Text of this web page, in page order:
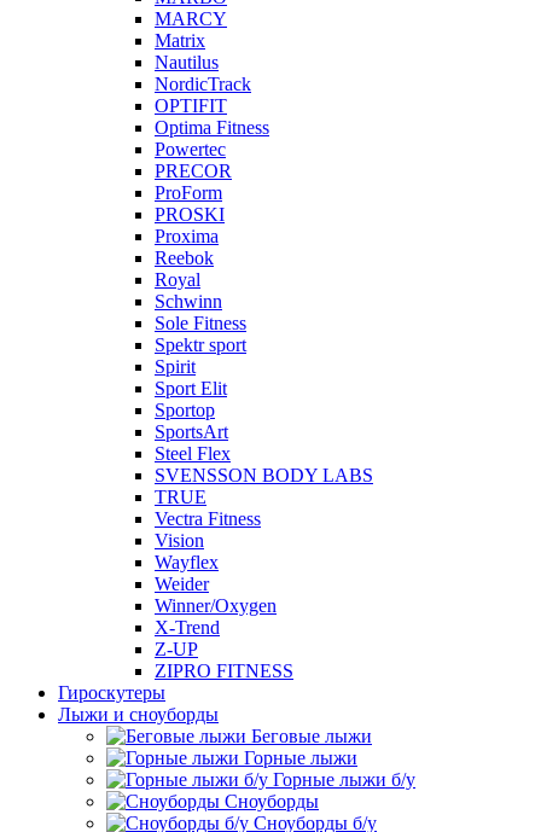
MARCY
Matrix
Nautilus
NordicTrack
OPTIFIT
Optima Fitness
Powertec
PRECOR
ProForm
PROSKI
Proxima
Reebok
Royal
Schwinn
Sole Fitness
Spektr sport
Spirit
Sport Elit
Sportop
SportsArt
Steel Flex
SVENSSON BODY LABS
TRUE
Vectra Fitness
Vision
Wayflex
Weider
Winner/Oxygen
X-Trend
Z-UP
ZIPRO FITNESS
Гироскутеры
Лыжи и сноуборды
Беговые лыжи
Горные лыжи
Горные лыжи б/у
Сноуборды
Сноуборды б/у